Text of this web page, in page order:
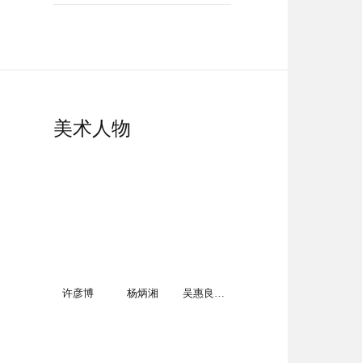
美术人物
许彦博 杨炳湘 吴惠良（国家一级美术师）